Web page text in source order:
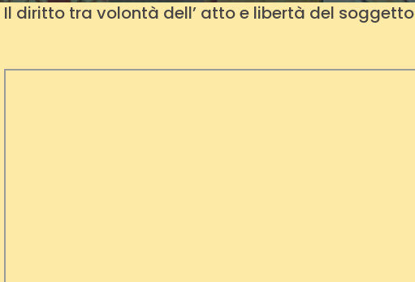
Il diritto tra volontà dell’ atto e libertà del soggetto